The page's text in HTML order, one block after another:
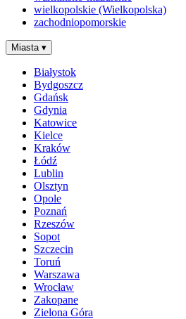
wielkopolskie (Wielkopolska)
zachodniopomorskie
Miasta ▾
Białystok
Bydgoszcz
Gdańsk
Gdynia
Katowice
Kielce
Kraków
Łódź
Lublin
Olsztyn
Opole
Poznań
Rzeszów
Sopot
Szczecin
Toruń
Warszawa
Wrocław
Zakopane
Zielona Góra